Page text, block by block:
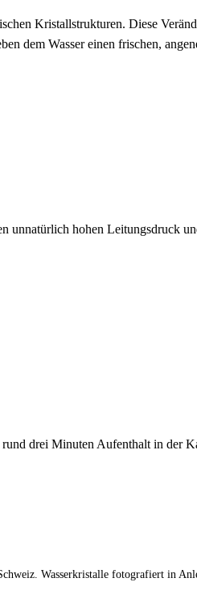
Kristallstrukturen. Diese
dem Wasser einen frischen,
unnatürlich hohen Leitungsdruck
drei Minuten Aufenthalt in der
Wasserkristalle fotografiert in